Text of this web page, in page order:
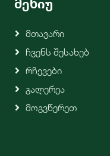
მენიუ
Მთავარი
Ჩვენს Შესახებ
Რჩევები
Გალერეა
Მოგვწერეთ